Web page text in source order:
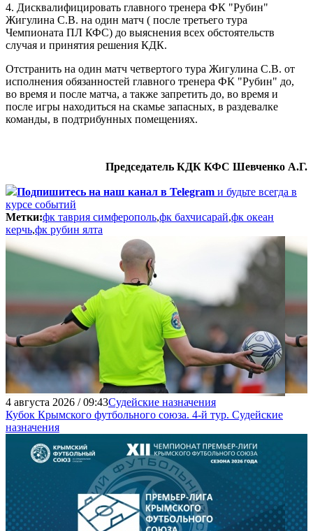
4. Дисквалифицировать главного тренера ФК "Рубин"
Жигулина С.В. на один матч ( после третьего тура
Чемпионата ПЛ КФС) до выяснения всех обстоятельств
случая и принятия решения КДК.
Отстранить на один матч четвертого тура Жигулина С.В. от
исполнения обязанностей главного тренера ФК "Рубин" до,
во время и после матча, а также запретить до, во время и
после игры находиться на скамье запасных, в раздевалке
команды, в подтрибунных помещениях.
Председатель КДК КФС Шевченко А.Г.
Подпишитесь на наш канал в Telegram и будьте всегда в
курсе событий
Метки:фк таврия симферополь,фк бахчисарай,фк океан
керчь,фк рубин ялта
4 августа 2026 / 09:43Судейские назначения
Кубок Крымского футбольного союза. 4-й тур. Судейские
назначения